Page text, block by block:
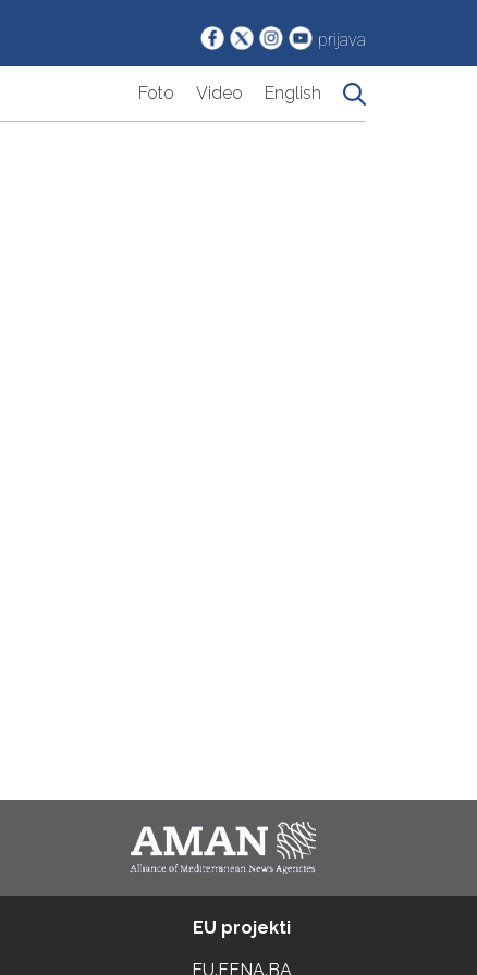
prijava
Foto Video English
EU projekti
EU.FENA.BA